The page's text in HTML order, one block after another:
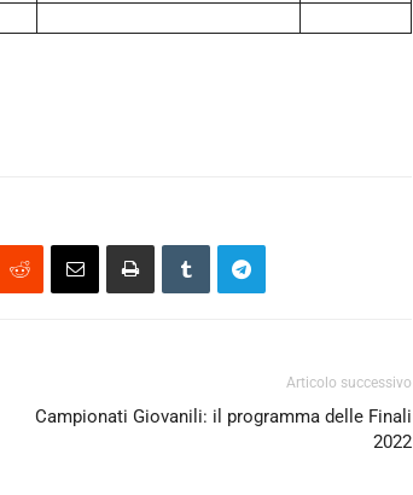
Articolo successivo
Campionati Giovanili: il programma delle Finali
2022